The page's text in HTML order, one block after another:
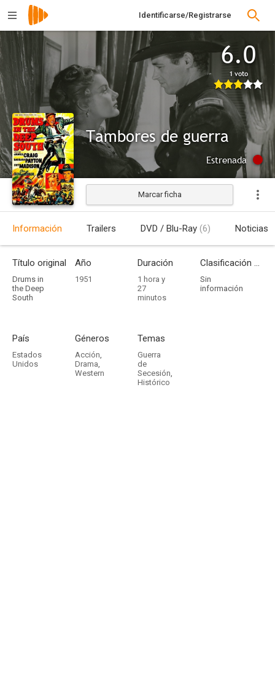
Identificarse/Registrarse
6.0
1 voto
Tambores de guerra
Estrenada
Marcar ficha
Información Trailers DVD / Blu-Ray (6) Noticias
Título original
Drums in
the Deep
South
Año
1951
Duración
1 hora y
27
minutos
Clasificación por edades
Sin
información
País
Estados
Unidos
Géneros
Acción,
Drama,
Western
Temas
Guerra
de
Secesión,
Histórico